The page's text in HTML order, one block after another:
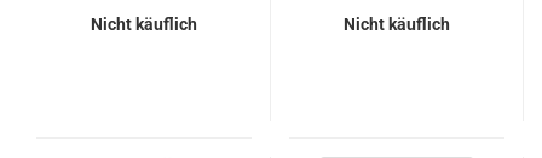
Nicht käuflich Nicht käuflich